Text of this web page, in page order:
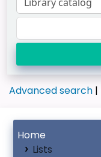
Advanced search
Home
Lists